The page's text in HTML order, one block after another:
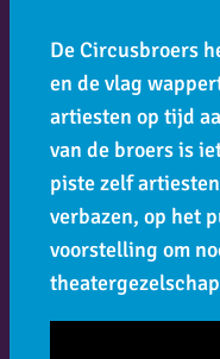
De Circusbroers
en de vlag
artiesten op tijd
van de broers is
piste zelf
verbazen, op het
voorstelling om